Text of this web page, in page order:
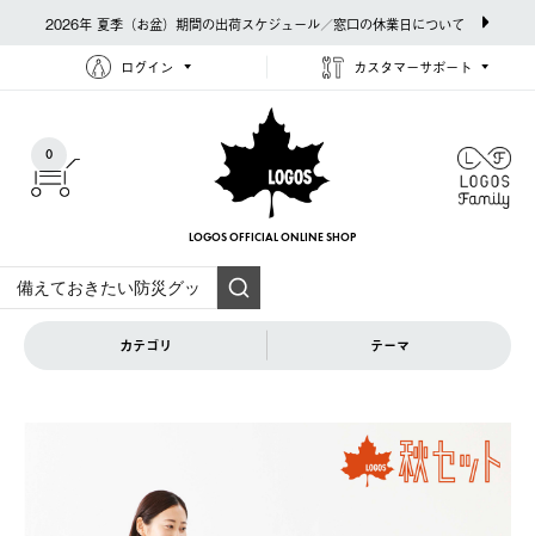
2026年 夏季（お盆）期間の出荷スケジュール／窓口の休業日について
ログイン カスタマーサポート
0
LOGOS OFFICIAL ONLINE SHOP
カテゴリ テーマ